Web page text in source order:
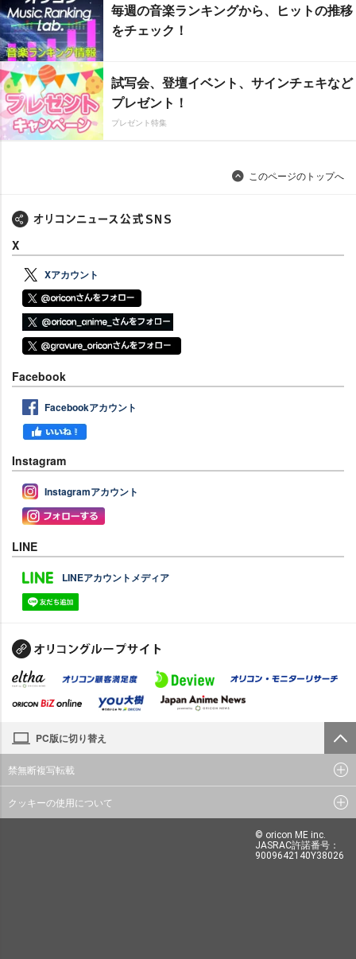
毎週の音楽ランキングから、ヒットの推移
をチェック！
試写会、登壇イベント、サインチェキなど
プレゼント！
プレゼント特集
このページのトップへ
X
Xアカウント
Facebook
Facebookアカウント
Instagram
Instagramアカウント
LINE
LINEアカウントメディア
PC版に切り替え
禁無断複写転載
クッキーの使用について
© oricon ME inc.
JASRAC許諾番号：
9009642140Y38026